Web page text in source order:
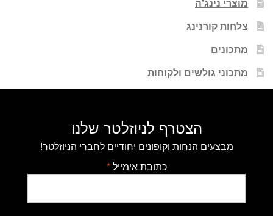
צלחות קורנינג
מתכונים
מתכוני גולשים ולקוחות
הצטרף לניוזלטר שלנו
מבצעים הנחות וקופונים יחודיים לחברי הניוזלטר!
כתובת אימייל*